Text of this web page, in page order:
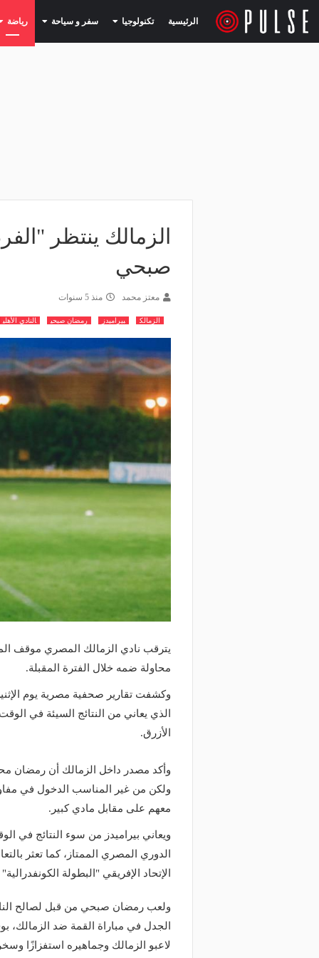
الرئيسية تكنولوجيا (current) سفر و سياحة (current) رياضة
الزمالك ينتظر
صبحي
معتز محمد منذ 5 سنوات
الزمالك بيراميدز رمضان صبحي النادي الأهلي
يترقب نادي الزمالك المصري موقف
محاولة ضمه خلال الفترة المقبلة.
وكشفت تقارير صحفية مصرية يوم
الذي يعاني من النتائج السيئة في
الأزرق.
وأكد مصدر داخل الزمالك أن رمضان
ولكن من غير المناسب الدخول في
معهم على مقابل مادي كبير.
ويعاني بيراميدز من سوء النتائج في
الدوري المصري الممتاز، كما تعثر
الإتحاد الإفريقي "البطولة
ولعب رمضان صبحي من قبل لصالح
الجدل في مباراة القمة ضد الزمالك،
لاعبو الزمالك وجماهيره استفزازًا